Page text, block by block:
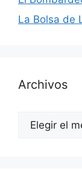
La Bolsa de
Archivos
Archivos